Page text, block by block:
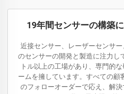
19年間センサーの構築
近接センサー、レーザーセンサ
のセンサーの開発と製造に注力し
トル以上の工場があり、専門的
ームを擁しています。すべての顧
のフォローオーダーで応え、解